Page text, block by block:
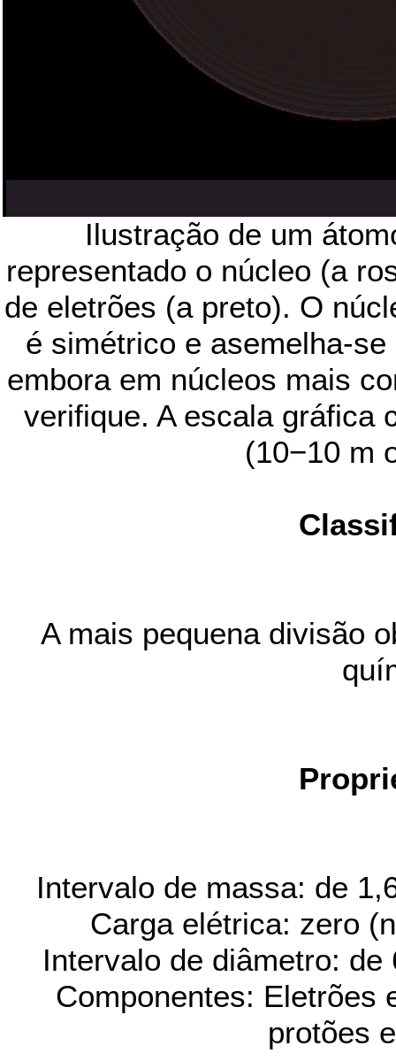
Ilustração de um
representado o núcleo (a
de eletrões (a preto). O
é simétrico e asemelha-
embora em núcleos mais
verifique. A escala gráfica
(10−10 m
A mais pequena divisão
Intervalo de massa: de
Carga elétrica: zero
Intervalo de diâmetro:
Componentes: Eletrões
protões